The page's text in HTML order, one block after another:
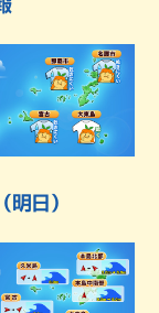
明日）